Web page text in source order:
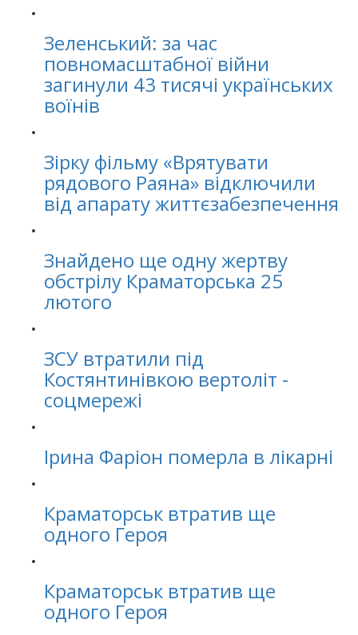
Зеленський: за час
повномасштабної війни
загинули 43 тисячі українських
воїнів
Зірку фільму «Врятувати
рядового Раяна» відключили
від апарату життєзабезпечення
Знайдено ще одну жертву
обстрілу Краматорська 25
лютого
ЗСУ втратили під
Костянтинівкою вертоліт -
соцмережі
Ірина Фаріон померла в лікарні
Краматорськ втратив ще
одного Героя
Краматорськ втратив ще
одного Героя